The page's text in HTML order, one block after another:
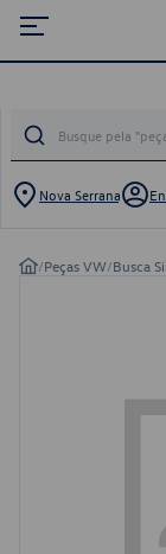
Nova Serrana
/Peças VW/Busca